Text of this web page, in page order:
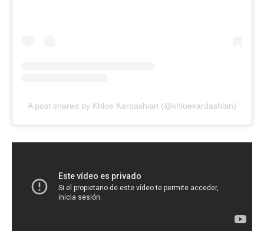
A post shared by Khloé Kardashian (@khloekardashian)